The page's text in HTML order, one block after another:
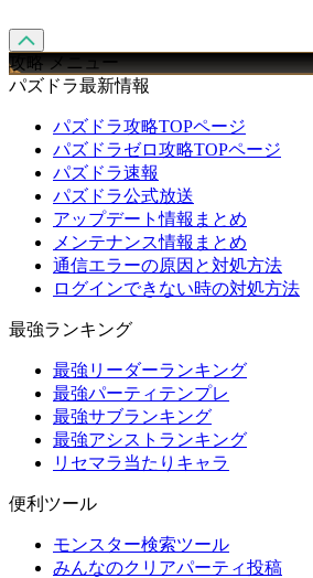
攻略 メニュー
パズドラ最新情報
パズドラ攻略TOPページ
パズドラゼロ攻略TOPページ
パズドラ速報
パズドラ公式放送
アップデート情報まとめ
メンテナンス情報まとめ
通信エラーの原因と対処方法
ログインできない時の対処方法
最強ランキング
最強リーダーランキング
最強パーティテンプレ
最強サブランキング
最強アシストランキング
リセマラ当たりキャラ
便利ツール
モンスター検索ツール
みんなのクリアパーティ投稿